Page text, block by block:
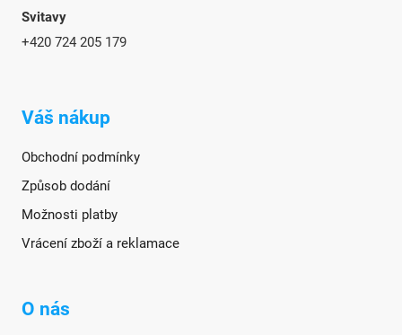
Svitavy
+420 724 205 179
Váš nákup
Obchodní podmínky
Způsob dodání
Možnosti platby
Vrácení zboží a reklamace
O nás